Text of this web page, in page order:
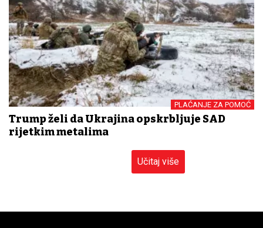
PLAĆANJE ZA POMOĆ
Trump želi da Ukrajina opskrbljuje SAD
rijetkim metalima
Učitaj više